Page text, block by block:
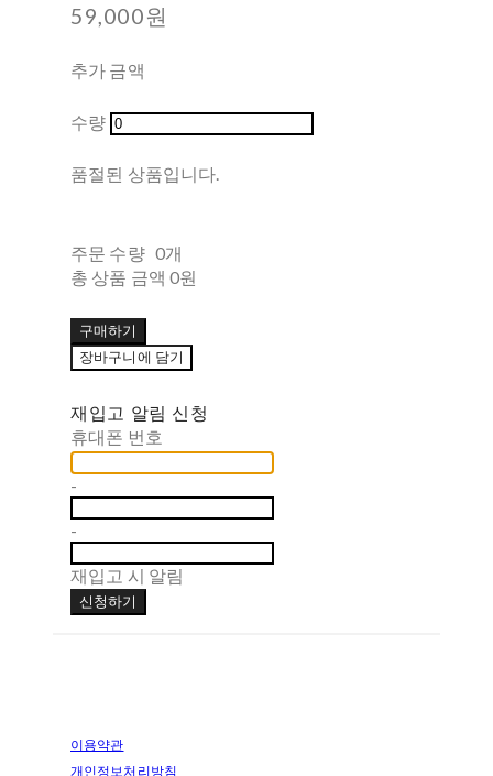
59,000원
추가 금액
수량
품절된 상품입니다.
주문 수량 0개
총 상품 금액 0원
구매하기
장바구니에 담기
재입고 알림 신청
휴대폰 번호
-
-
재입고 시 알림
신청하기
이용약관
개인정보처리방침